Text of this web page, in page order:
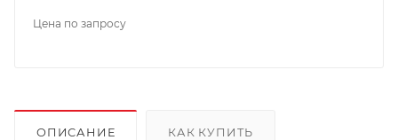
Цена по запросу
ОПИСАНИЕ КАК КУПИТЬ